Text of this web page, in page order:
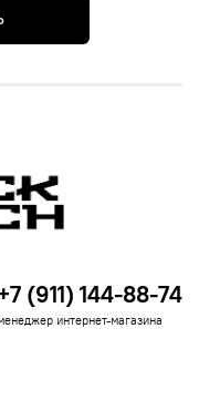
(911) 144-88-74
интернет-магазина